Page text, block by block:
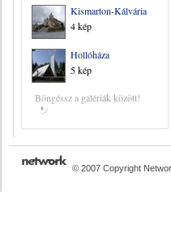
Kismarton-Kálvária
4 kép
Hollóháza
5 kép
Böngéssz a galériák között!
© 2007 Copyright